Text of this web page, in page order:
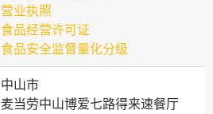
营业执照
食品经营许可证
食品安全监督量化分级
中山市
麦当劳中山博爱七路得来速餐厅